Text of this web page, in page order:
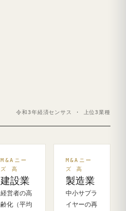
令和3年経済センサス · 上位3業種
M&Aニー
ズ 高
建設業
経営者の高
齢化（平均
M&Aニー
ズ 高
製造業
中小サプラ
イヤーの再